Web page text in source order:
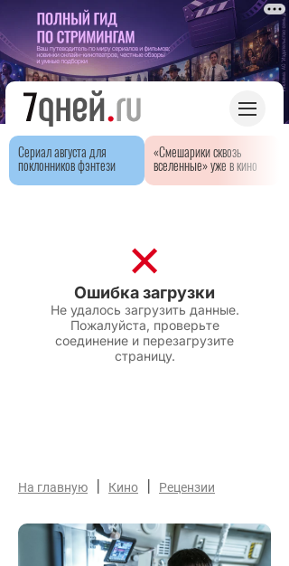
Сериал августа для
поклонников фэнтези
«Смешарики сквозь
вселенные» уже в кино
На главную | Кино | Рецензии